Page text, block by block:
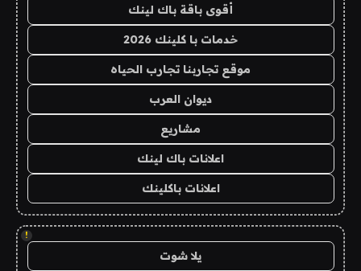
أقوى باقة باك لينك
خدمات با كلينك 2026
موقع تجاربنا تجارب الحياه
ديوان العرب
مشاريع
اعلانات باك لينك
اعلانات باكلينك
!
يلا شوت